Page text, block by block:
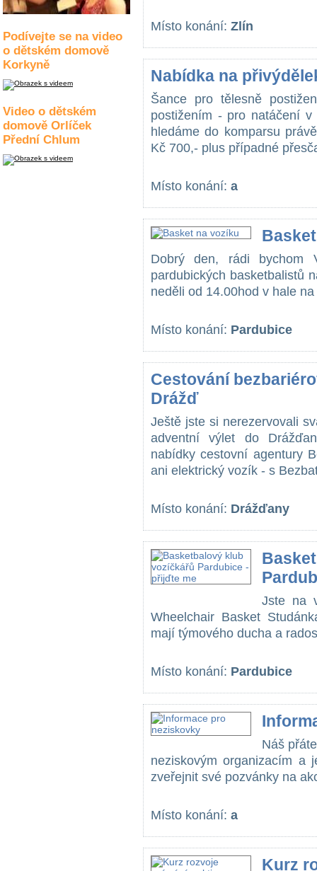
Podívejte se na video
o dětském domově
Korkyně
Video o dětském
domově Orlíček
Přední Chlum
Místo konání: Zlín
Nabídka na
Šance pro tělesně
postižením - pro natáčení
hledáme do komparsu
Kč 700,- plus případné
Místo konání: a
Dobrý den, rádi bychom
pardubických basketbalistů
neděli od 14.00hod v hale
Místo konání: Pardubice
Cestování
Drážď
Ještě jste si nerezervovali
adventní výlet do
nabídky cestovní agentury
ani elektrický vozík - s
Místo konání: Drážďany
Jste na
Wheelchair Basket
mají týmového ducha a
Místo konání: Pardubice
Náš
neziskovým organizacím a
zveřejnit své pozvánky na
Místo konání: a
Kurz